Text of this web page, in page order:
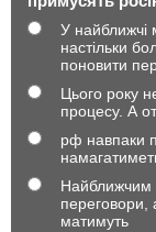
У найближчі
настільки
поновити
Цього року
процесу. А
рф навпаки
Найближчим
переговори,
матимуть